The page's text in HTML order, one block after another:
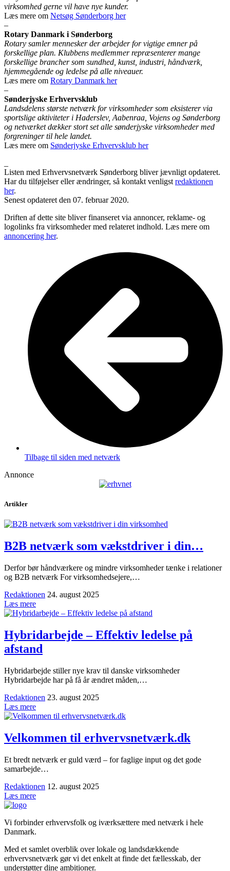
virksomhed gerne vil have nye kunder.
Læs mere om Netsøg Sønderborg her
–
Rotary Danmark i Sønderborg
Rotary samler mennesker der arbejder for vigtige emner på
forskellige plan. Klubbens medlemmer repræsenterer mange
forskellige brancher som sundhed, kunst, industri, håndværk,
hjemmegående og ledelse på alle niveauer.
Læs mere om Rotary Danmark her
–
Sønderjyske Erhvervsklub
Landsdelens største netværk for virksomheder som eksisterer via
sportslige aktiviteter i Haderslev, Aabenraa, Vojens og Sønderborg
og netværket dækker stort set alle sønderjyske virksomheder med
forgreninger til hele landet.
Læs mere om Sønderjyske Erhvervsklub her
Listen med Erhvervsnetværk Sønderborg bliver jævnligt opdateret.
Har du tilføjelser eller ændringer, så kontakt venligst redaktionen
her.
Senest opdateret den 07. februar 2020.
Driften af dette site bliver finanseret via annoncer, reklame- og
logolinks fra virksomheder med relateret indhold. Læs mere om
annoncering her.
Tilbage til siden med netværk
Annonce
Artikler
B2B netværk som vækstdriver i din…
Derfor bør håndværkere og mindre virksomheder tænke i relationer
og B2B netværk For virksomhedsejere,…
Redaktionen 24. august 2025
Læs mere
Hybridarbejde – Effektiv ledelse på
afstand
Hybridarbejde stiller nye krav til danske virksomheder
Hybridarbejde har på få år ændret måden,…
Redaktionen 23. august 2025
Læs mere
Velkommen til erhvervsnetværk.dk
Et bredt netværk er guld værd – for faglige input og det gode
samarbejde…
Redaktionen 12. august 2025
Læs mere
Vi forbinder erhvervsfolk og iværksættere med netværk i hele
Danmark.
Med et samlet overblik over lokale og landsdækkende
erhvervsnetværk gør vi det enkelt at finde det fællesskab, der
understøtter dine ambitioner.